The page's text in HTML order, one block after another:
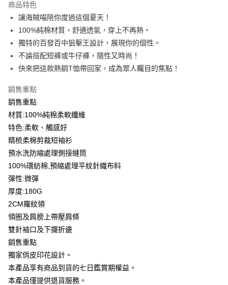
合作金庫商業銀行
華南商業銀行
上海商業儲蓄銀行
台北富邦商業銀行
國泰世華商業銀行
兆豐國際商業銀行
臺灣中小企業銀行
台中商業銀行
匯豐（台灣）商業銀行
華泰商業銀行
聯邦商業銀行
遠東國際商業銀行
元大商業銀行
台新國際商業銀行
台灣樂天信用卡公司
6 期 0 利率 每期
華南商業銀行
彰化商業銀行
上海商業儲蓄銀行
台北富邦商業銀行
國泰世華商業銀行
兆豐國際商業銀行
臺灣中小企業銀行
台中商業銀行
聯邦商業銀行
元大商業銀行
玉山商業銀行
台灣樂天信用卡公司
12 期 0 利率 每期NT$23
合作金庫商業銀行
第一商業銀行
上海商業儲蓄銀行
台北富邦商業銀行
國泰世華商業銀行
兆豐國際商業銀行
匯豐（台灣）商業銀行
聯邦商業銀行
元大商業銀行
玉山商業銀行
台新國際商業銀行
超商取貨付款
LINE Pay
街口支付
悠遊付
Google Pay
全盈+PAY
大哥付你分期
相關說明
1.本服務由台灣大哥大提供，台灣大哥大用戶可立即使用無須另外申請。
2.付款方式選擇「大哥付你分期」，訂單成立後會自動跳轉到大哥付的交易
流程，驗證手機門號後，選擇欲分期的期數、繳款截止日，確認付款後即完
成交易。
3.實際核准額度、可分期數及費用金額請依後續交易確認頁面所載為準。
4.訂單成立30分鐘內，如未前往確認交易或遇審核未通過，訂單將自動取
消。如遇「轉專審核」未通過狀況，表示未達大哥付你分期系統評分，恕無
法說明評估內容。
【繳款方式說明】
AFTEE先享後付
相關說明
【關於「AFTEE先享後付」】
AFTEE先享後付是「在收到商品之後才付款」的支付方式。 讓您購物簡單
１．簡單：不需註冊會員、不需綁卡、不需儲值。
２．便利：只要手機號碼，簡訊認證，即可結帳。
３．安心：先確認商品／服務後，再付款。
ATM付款
運送方式
全家付款取貨
商品特色
讓海賊喵陪你度過這個夏天！
100%純棉材質，舒適透氣，穿上不再熱。
獨特的百發百中狙擊王設計，展現你的個性。
不論搭配短褲或牛仔褲，隨性又時尚！
快來把這款熱銷T恤帶回家，成為眾人矚目的焦點！
銷售重點
銷售重點
材質:100%純棉柔軟纖維
特色:柔軟、觸感好
精梳柔棉剪裁短袖衫
預水洗防縮處理側接縫筒
100%環紡棉,預縮處理平紋針織布料
彈性:微彈
厚度:180G
2CM羅紋領
領圈及肩膀上帶壓肩條
雙針袖口及下擺折邊
銷售重點
獨家俏皮印花設計。
本產品享有商品到貨的七日鑑賞期權益。
本產品僅提供退貨服務。